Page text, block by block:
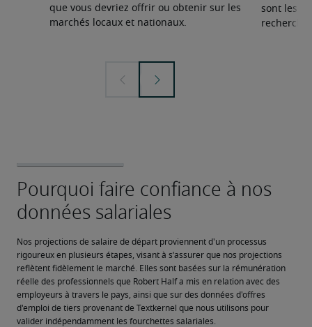
que vous devriez offrir ou obtenir sur les
marchés locaux et nationaux.
sont les
Nos projections de salaire de départ proviennent d'un processus
rigoureux en plusieurs étapes, visant à s’assurer que nos projections
reflètent fidèlement le marché. Elles sont basées sur la rémunération
réelle des professionnels que Robert Half a mis en relation avec des
employeurs à travers le pays, ainsi que sur des données d'offres
d'emploi de tiers provenant de Textkernel que nous utilisons pour
valider indépendamment les fourchettes salariales.